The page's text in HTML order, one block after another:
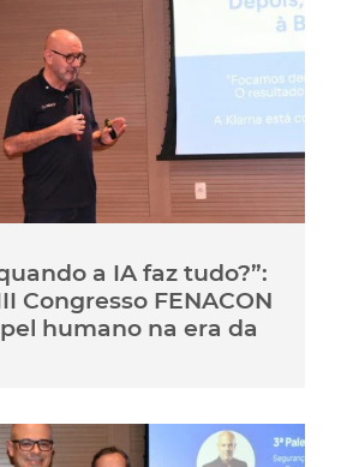
a IA faz tudo?”:
Congresso FENACON
humano na era da